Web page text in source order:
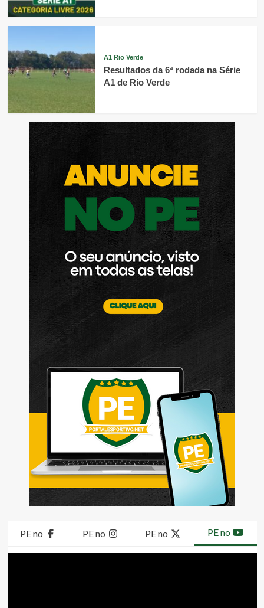
A1 Rio Verde
Resultados da 6ª rodada na Série
A1 de Rio Verde
PE no PE no PE no PE no